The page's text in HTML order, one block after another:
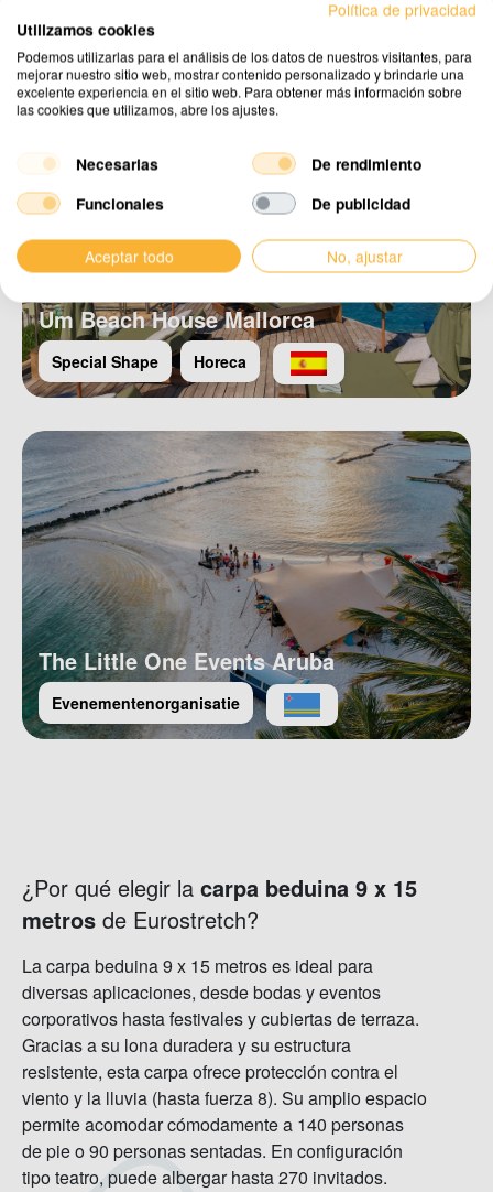
Um Beach House Mallorca
Special Shape Horeca
The Little One Events Aruba
Evenementenorganisatie
¿Por qué elegir la carpa beduina 9 x 15
metros de Eurostretch?
La carpa beduina 9 x 15 metros es ideal para
diversas aplicaciones, desde bodas y eventos
corporativos hasta festivales y cubiertas de terraza.
Gracias a su lona duradera y su estructura
resistente, esta carpa ofrece protección contra el
viento y la lluvia (hasta fuerza 8). Su amplio espacio
permite acomodar cómodamente a 140 personas
de pie o 90 personas sentadas. En configuración
tipo teatro, puede albergar hasta 270 invitados.
Política de privacidad
Utilizamos cookies
Podemos utilizarlas para el análisis de los datos de nuestros visitantes, para
mejorar nuestro sitio web, mostrar contenido personalizado y brindarle una
excelente experiencia en el sitio web. Para obtener más información sobre
las cookies que utilizamos, abre los ajustes.
Necesarias
De rendimiento
Funcionales
De publicidad
Aceptar todo No, ajustar